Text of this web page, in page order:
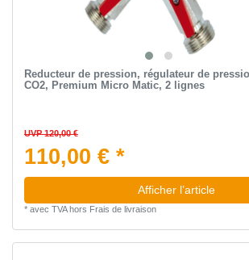
Reducteur de pression, régulateur de
CO2, Premium Micro Matic, 2 lignes
UVP 120,00 €
110,00 € *
Afficher l’article
* avec TVAhors Frais de livraison